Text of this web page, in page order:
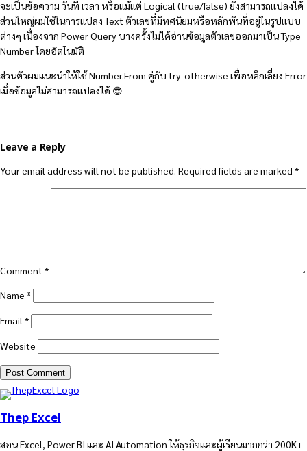
จะเป็นข้อความ วันที่ เวลา หรือแม้แต่ Logical (true/false) ยังสามารถแปลงได้
ส่วนใหญ่ผมใช้ในการแปลง Text ตัวเลขที่มีทศนิยมหรือหลักพันที่อยู่ในรูปแบบ
ต่างๆ เนื่องจาก Power Query บางครั้งไม่ได้อ่านข้อมูลตัวเลขออกมาเป็น Type
Number โดยอัตโนมัติ
ส่วนตัวผมแนะนำให้ใช้ Number.From คู่กับ try-otherwise เพื่อหลีกเลี่ยง Error
เมื่อข้อมูลไม่สามารถแปลงได้ 😎
Leave a Reply
Your email address will not be published. Required fields are marked *
Comment *
Name *
Email *
Website
Thep Excel
สอน Excel, Power BI และ AI Automation ให้ธุรกิจและผู้เรียนมากกว่า 200K+